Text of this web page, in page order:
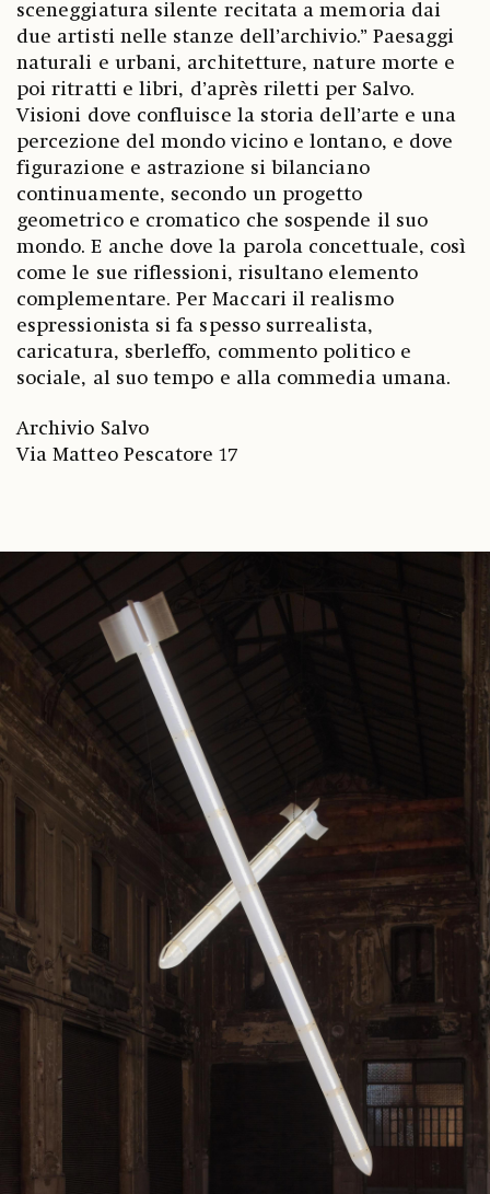
sceneggiatura silente recitata a memoria dai
due artisti nelle stanze dell’archivio.” Paesaggi
naturali e urbani, architetture, nature morte e
poi ritratti e libri, d’après riletti per Salvo.
Visioni dove confluisce la storia dell’arte e una
percezione del mondo vicino e lontano, e dove
figurazione e astrazione si bilanciano
continuamente, secondo un progetto
geometrico e cromatico che sospende il suo
mondo. E anche dove la parola concettuale, così
come le sue riflessioni, risultano elemento
complementare. Per Maccari il realismo
espressionista si fa spesso surrealista,
caricatura, sberleffo, commento politico e
sociale, al suo tempo e alla commedia umana.
Archivio Salvo
Via Matteo Pescatore 17